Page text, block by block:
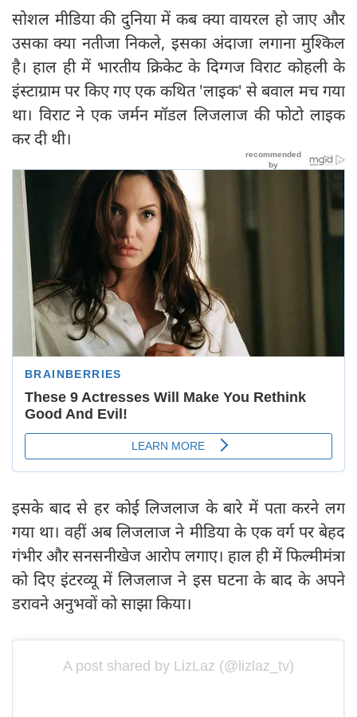
सोशल मीडिया की दुनिया में कब क्या वायरल हो जाए और
उसका क्या नतीजा निकले, इसका अंदाजा लगाना मुश्किल
है। हाल ही में भारतीय क्रिकेट के दिग्गज विराट कोहली के
इंस्टाग्राम पर किए गए एक कथित 'लाइक' से बवाल मच गया
था। विराट ने एक जर्मन मॉडल लिजलाज की फोटो लाइक
कर दी थी।
इसके बाद से हर कोई लिजलाज के बारे में पता करने लग
गया था। वहीं अब लिजलाज ने मीडिया के एक वर्ग पर बेहद
गंभीर और सनसनीखेज आरोप लगाए। हाल ही में फिल्मीमंत्रा
को दिए इंटरव्यू में लिजलाज ने इस घटना के बाद के अपने
डरावने अनुभवों को साझा किया।
A post shared by LizLaz (@lizlaz_tv)